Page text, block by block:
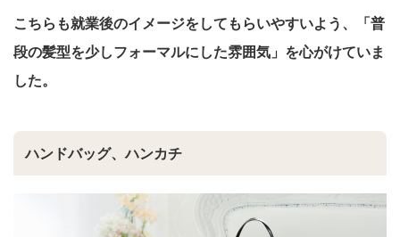
こちらも就業後のイメージをしてもらいやすいよう、「普
段の髪型を少しフォーマルにした雰囲気」を心がけていま
した。
ハンドバッグ、ハンカチ